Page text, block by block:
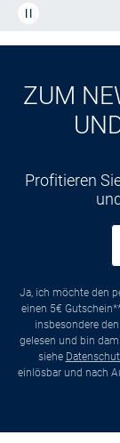
ZUM
Profitieren
Ja, ich möchte den
einen 5€
insbesondere
gelesen und bin
siehe
einlösbar und nach